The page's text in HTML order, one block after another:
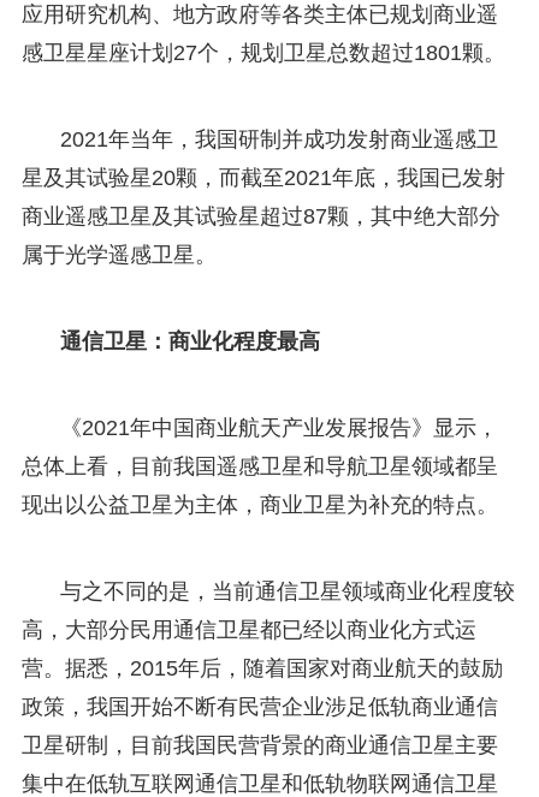
应用研究机构、地方政府等各类主体已规划商业遥
感卫星星座计划27个，规划卫星总数超过1801颗。
2021年当年，我国研制并成功发射商业遥感卫
星及其试验星20颗，而截至2021年底，我国已发射
商业遥感卫星及其试验星超过87颗，其中绝大部分
属于光学遥感卫星。
通信卫星：商业化程度最高
《2021年中国商业航天产业发展报告》显示，
总体上看，目前我国遥感卫星和导航卫星领域都呈
现出以公益卫星为主体，商业卫星为补充的特点。
与之不同的是，当前通信卫星领域商业化程度较
高，大部分民用通信卫星都已经以商业化方式运
营。据悉，2015年后，随着国家对商业航天的鼓励
政策，我国开始不断有民营企业涉足低轨商业通信
卫星研制，目前我国民营背景的商业通信卫星主要
集中在低轨互联网通信卫星和低轨物联网通信卫星